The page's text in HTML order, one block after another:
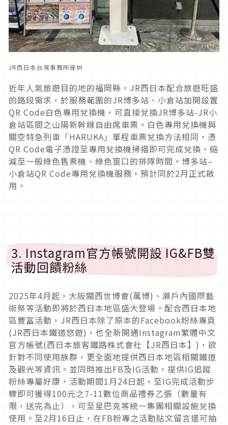
JR西日本台灣事務所提供
近年人氣旅遊目的地的福岡縣，JR西日本配合旅遊旺盛
的路段需求，於服務範圍的JR博多站、小倉站加開設置
QR Code白色專用兌換機，可直接兌換JR博多站-JR小
倉站區間之山陽新幹線自由席車票。白色專用兌換機與
關空特急列車「HARUKA」單程車票兌換方法相同，憑
QR Code電子憑證至專用兌換機掃描即可完成兌換，縮
減至一般綠色售票機、綠色窗口的排隊時間。博多站–
小倉站QR Code專用兌換機服務，預計同於2月正式啟
用。
3. Instagram官方帳號開設 IG&FB雙
活動回饋粉絲
2025年4月起，大阪關西世博會(萬博)、瀨戶內國際藝
術祭等活動即將於西日本地區盛大登場。配合西日本地
區豐富活動，JR西日本除了原本的Facebook粉絲專頁
(JR西日本鐵道悠遊)，也全新開通Instagram繁體中文
官方帳號(西日本旅客鐵路株式會社【JR西日本】)，欲
針對不同使用族群，更全面地提供西日本地區相關鐵道
及觀光等資訊。並同時推出FB及IG活動，提供IG追蹤
粉絲專屬好康，活動期間1月24日起，至IG完成活動步
驟即可獲得100元之7-11數位商品禮券乙張（數量有
限，送完為止），可至星巴克等統一集團相關設施兌換
使用。至2月16日止，在FB粉專之活動貼文留言還可抽